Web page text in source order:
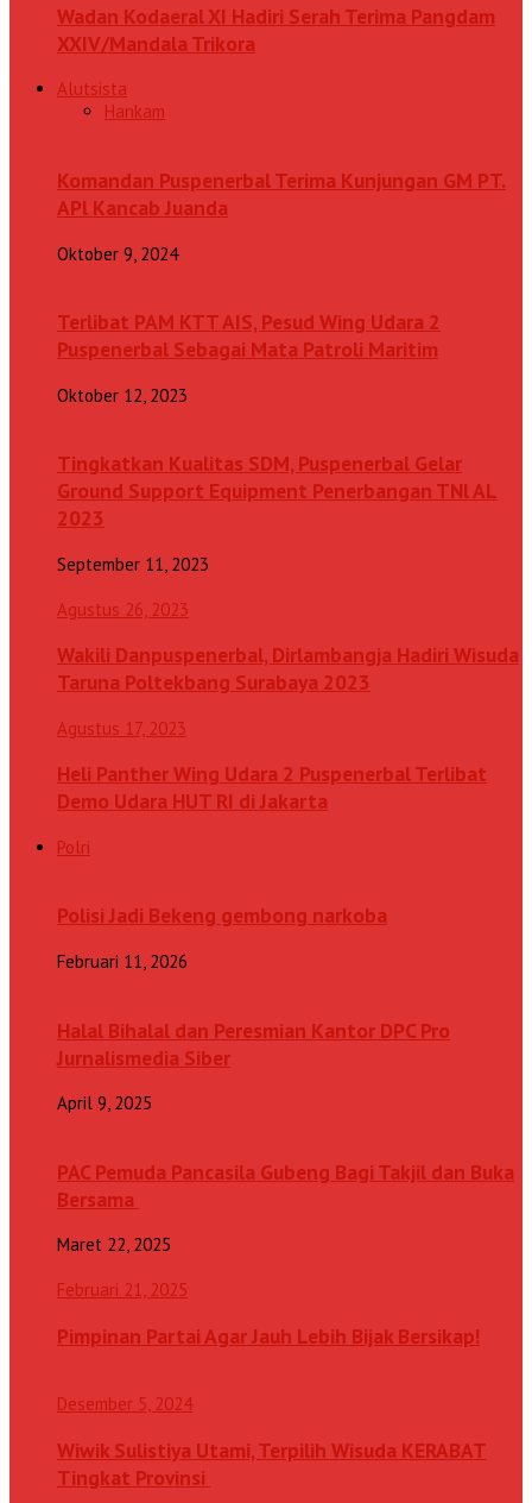
Wadan Kodaeral XI Hadiri Serah Terima Pangdam
XXIV/Mandala Trikora
Alutsista
Hankam
Komandan Puspenerbal Terima Kunjungan GM PT.
APl Kancab Juanda
Oktober 9, 2024
Terlibat PAM KTT AIS, Pesud Wing Udara 2
Puspenerbal Sebagai Mata Patroli Maritim
Oktober 12, 2023
Tingkatkan Kualitas SDM, Puspenerbal Gelar
Ground Support Equipment Penerbangan TNl AL
2023
September 11, 2023
Agustus 26, 2023
Wakili Danpuspenerbal, Dirlambangja Hadiri Wisuda
Taruna Poltekbang Surabaya 2023
Agustus 17, 2023
Heli Panther Wing Udara 2 Puspenerbal Terlibat
Demo Udara HUT RI di Jakarta
Polri
Polisi Jadi Bekeng gembong narkoba
Februari 11, 2026
Halal Bihalal dan Peresmian Kantor DPC Pro
Jurnalismedia Siber
April 9, 2025
PAC Pemuda Pancasila Gubeng Bagi Takjil dan Buka
Bersama
Maret 22, 2025
Februari 21, 2025
Pimpinan Partai Agar Jauh Lebih Bijak Bersikap!
Desember 5, 2024
Wiwik Sulistiya Utami, Terpilih Wisuda KERABAT
Tingkat Provinsi